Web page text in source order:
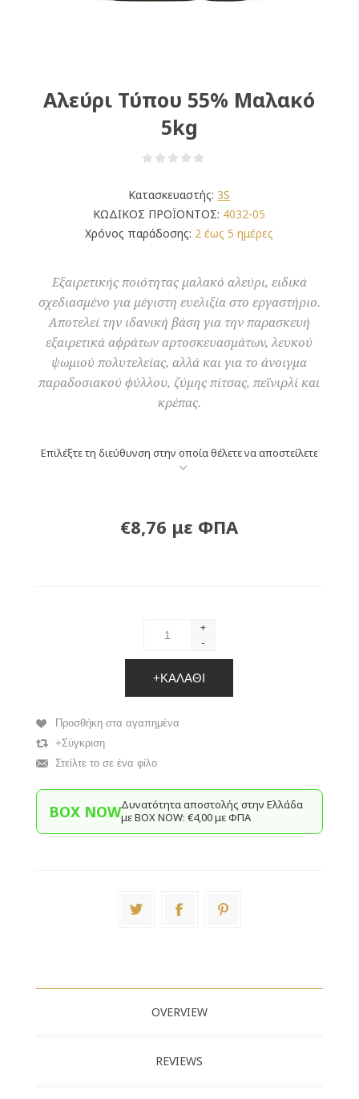
Αλεύρι Τύπου 55% Μαλακό
5kg
Κατασκευαστής: 3S
ΚΩΔΙΚΟΣ ΠΡΟΪΟΝΤΟΣ: 4032-05
Χρόνος παράδοσης: 2 έως 5 ημέρες
Εξαιρετικής ποιότητας μαλακό αλεύρι, ειδικά
σχεδιασμένο για μέγιστη ευελιξία στο εργαστήριο.
Αποτελεί την ιδανική βάση για την παρασκευή
εξαιρετικά αφράτων αρτοσκευασμάτων, λευκού
ψωμιού πολυτελείας, αλλά και για το άνοιγμα
παραδοσιακού φύλλου, ζύμης πίτσας, πεϊνιρλί και
κρέπας.
Επιλέξτε τη διεύθυνση στην οποία θέλετε να αποστείλετε
€8,76 με ΦΠΑ
+
-
+ΚΑΛΆΘΙ
Προσθήκη στα αγαπημένα
+Σύγκριση
Στείλτε το σε ένα φίλο
BOX NOWΔυνατότητα αποστολής στην Ελλάδα
με BΟΧ ΝOW: €4,00 με ΦΠΑ
OVERVIEW
REVIEWS